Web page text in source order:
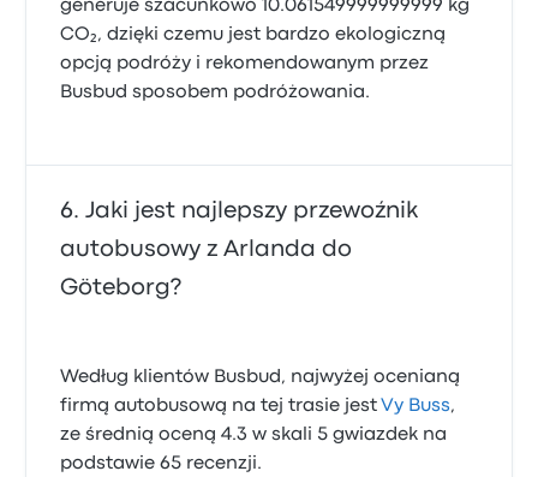
generuje szacunkowo 10.061549999999999 kg
CO₂, dzięki czemu jest bardzo ekologiczną
opcją podróży i rekomendowanym przez
Busbud sposobem podróżowania.
Jaki jest najlepszy przewoźnik
autobusowy z Arlanda do
Göteborg?
Według klientów Busbud, najwyżej ocenianą
firmą autobusową na tej trasie jest Vy Buss,
ze średnią oceną 4.3 w skali 5 gwiazdek na
podstawie 65 recenzji.